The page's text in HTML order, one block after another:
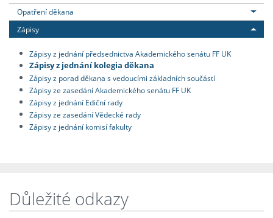
Opatření děkana
Zápisy
Zápisy z jednání předsednictva Akademického senátu FF UK
Zápisy z jednání kolegia děkana
Zápisy z porad děkana s vedoucími základních součástí
Zápisy ze zasedání Akademického senátu FF UK
Zápisy z jednání Ediční rady
Zápisy ze zasedání Vědecké rady
Zápisy z jednání komisí fakulty
Důležité odkazy